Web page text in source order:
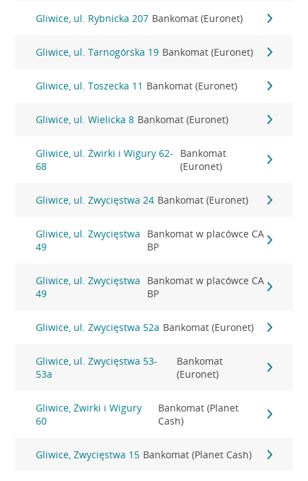
Gliwice, ul. Rybnicka 207 Bankomat (Euronet)
Gliwice, ul. Tarnogórska 19 Bankomat (Euronet)
Gliwice, ul. Toszecka 11 Bankomat (Euronet)
Gliwice, ul. Wielicka 8 Bankomat (Euronet)
Gliwice, ul. Żwirki i Wigury 62-
68
Bankomat
(Euronet)
Gliwice, ul. Zwycięstwa 24 Bankomat (Euronet)
Gliwice, ul. Zwycięstwa
49
Bankomat w placówce CA
BP
Gliwice, ul. Zwycięstwa
49
Bankomat w placówce CA
BP
Gliwice, ul. Zwycięstwa 52a Bankomat (Euronet)
Gliwice, ul. Zwycięstwa 53-
53a
Bankomat
(Euronet)
Gliwice, Żwirki i Wigury
60
Bankomat (Planet
Cash)
Gliwice, Zwycięstwa 15 Bankomat (Planet Cash)